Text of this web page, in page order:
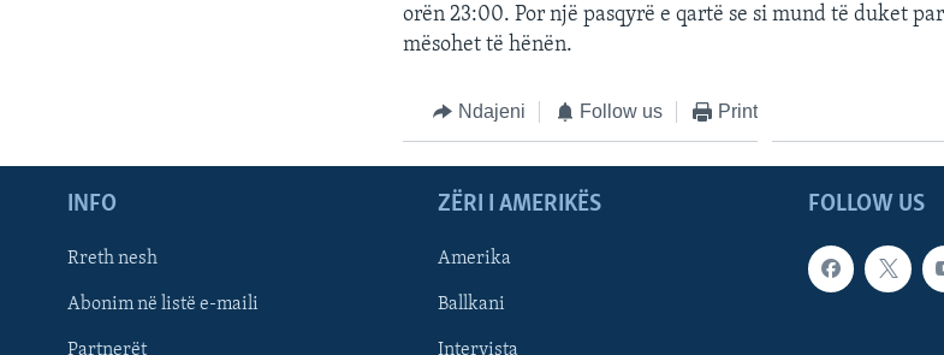
orën 23:00. Por një pasqyrë e qartë se si mund të duket
mësohet të hënën.
Ndajeni Follow us Print
FOLLOW US
INFO
Rreth nesh
Abonim në listë e-maili
Partnerët
ZËRI I AMERIKËS
Amerika
Ballkani
Intervista